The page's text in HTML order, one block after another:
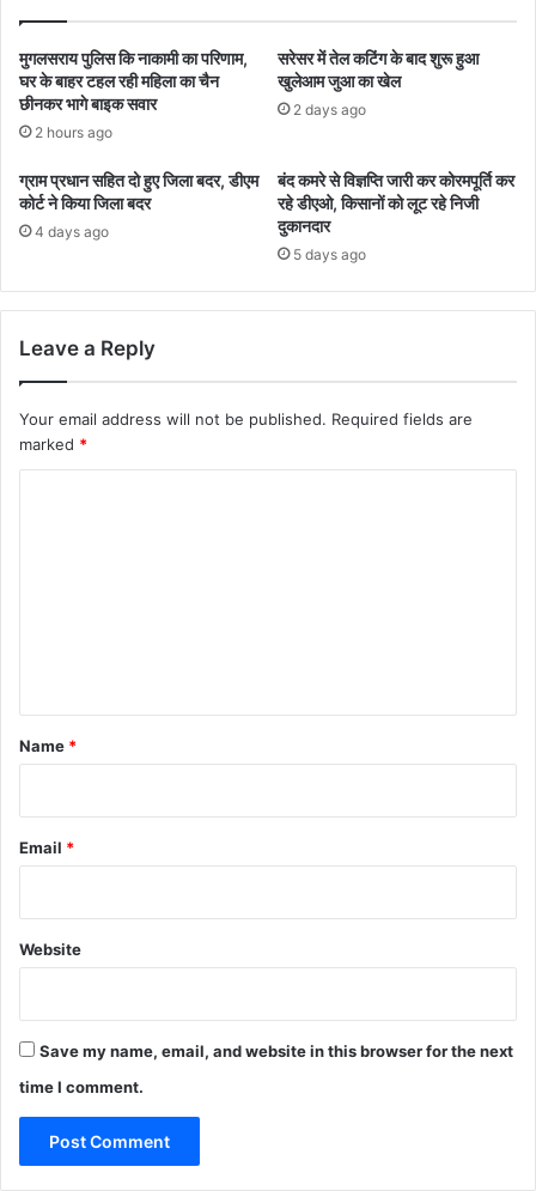
मुगलसराय पुलिस कि नाकामी का परिणाम,
घर के बाहर टहल रही महिला का चैन
छीनकर भागे बाइक सवार
2 hours ago
सरेसर में तेल कटिंग के बाद शुरू हुआ
खुलेआम जुआ का खेल
2 days ago
ग्राम प्रधान सहित दो हुए जिला बदर, डीएम
कोर्ट ने किया जिला बदर
4 days ago
बंद कमरे से विज्ञप्ति जारी कर कोरमपूर्ति कर
रहे डीएओ, किसानों को लूट रहे निजी
दुकानदार
5 days ago
Leave a Reply
Your email address will not be published. Required fields are
marked *
*
Name *
Email *
Website
Save my name, email, and website in this browser for the next
time I comment.